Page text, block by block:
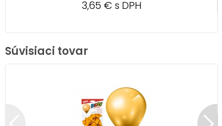
3,65 € s DPH
Súvisiaci tovar